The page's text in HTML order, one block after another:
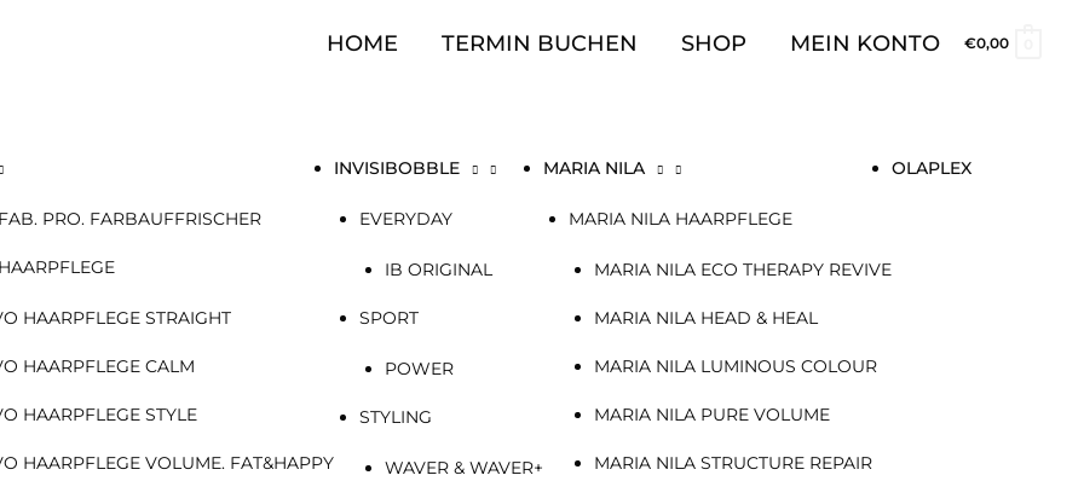
HOME TERMIN BUCHEN SHOP MEIN KONTO €0,00
PRO. FARBAUFFRISCHER
HAARPFLEGE STRAIGHT
HAARPFLEGE CALM
HAARPFLEGE STYLE
HAARPFLEGE VOLUME. FAT&HAPPY
INVISIBOBBLE
EVERYDAY
IB ORIGINAL
SPORT
POWER
STYLING
WAVER & WAVER+
MARIA NILA
MARIA NILA HAARPFLEGE
MARIA NILA ECO THERAPY REVIVE
MARIA NILA HEAD & HEAL
MARIA NILA LUMINOUS COLOUR
MARIA NILA PURE VOLUME
MARIA NILA STRUCTURE REPAIR
OLAPLEX